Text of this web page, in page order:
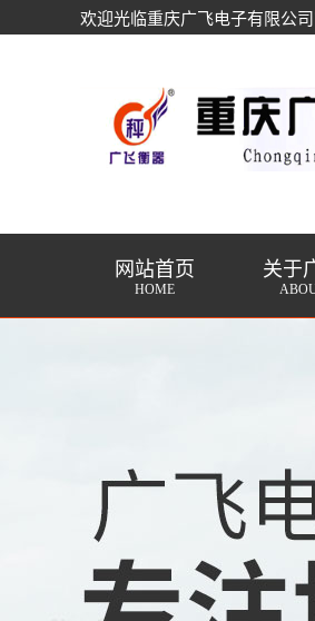
欢迎光临重庆广飞电子有限公司
网站首页
HOME
关于